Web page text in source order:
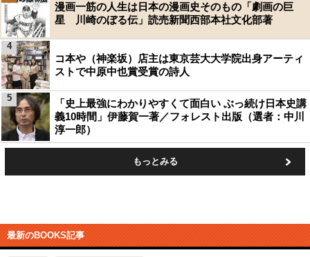
漫画一筋の人生は日本の漫画史そのもの「劇画の巨
星 川崎のぼる伝」読売新聞西部本社文化部著
コ本や（神楽坂）店主は東京芸大大学院出身アーティ
ストで中原中也賞受賞の詩人
4
「史上最強にわかりやすくて面白い ぶっ続け日本史講
義10時間」伊藤賀一著／フォレスト出版（選者：中川
淳一郎）
5
もっとみる
最新のBOOKS記事